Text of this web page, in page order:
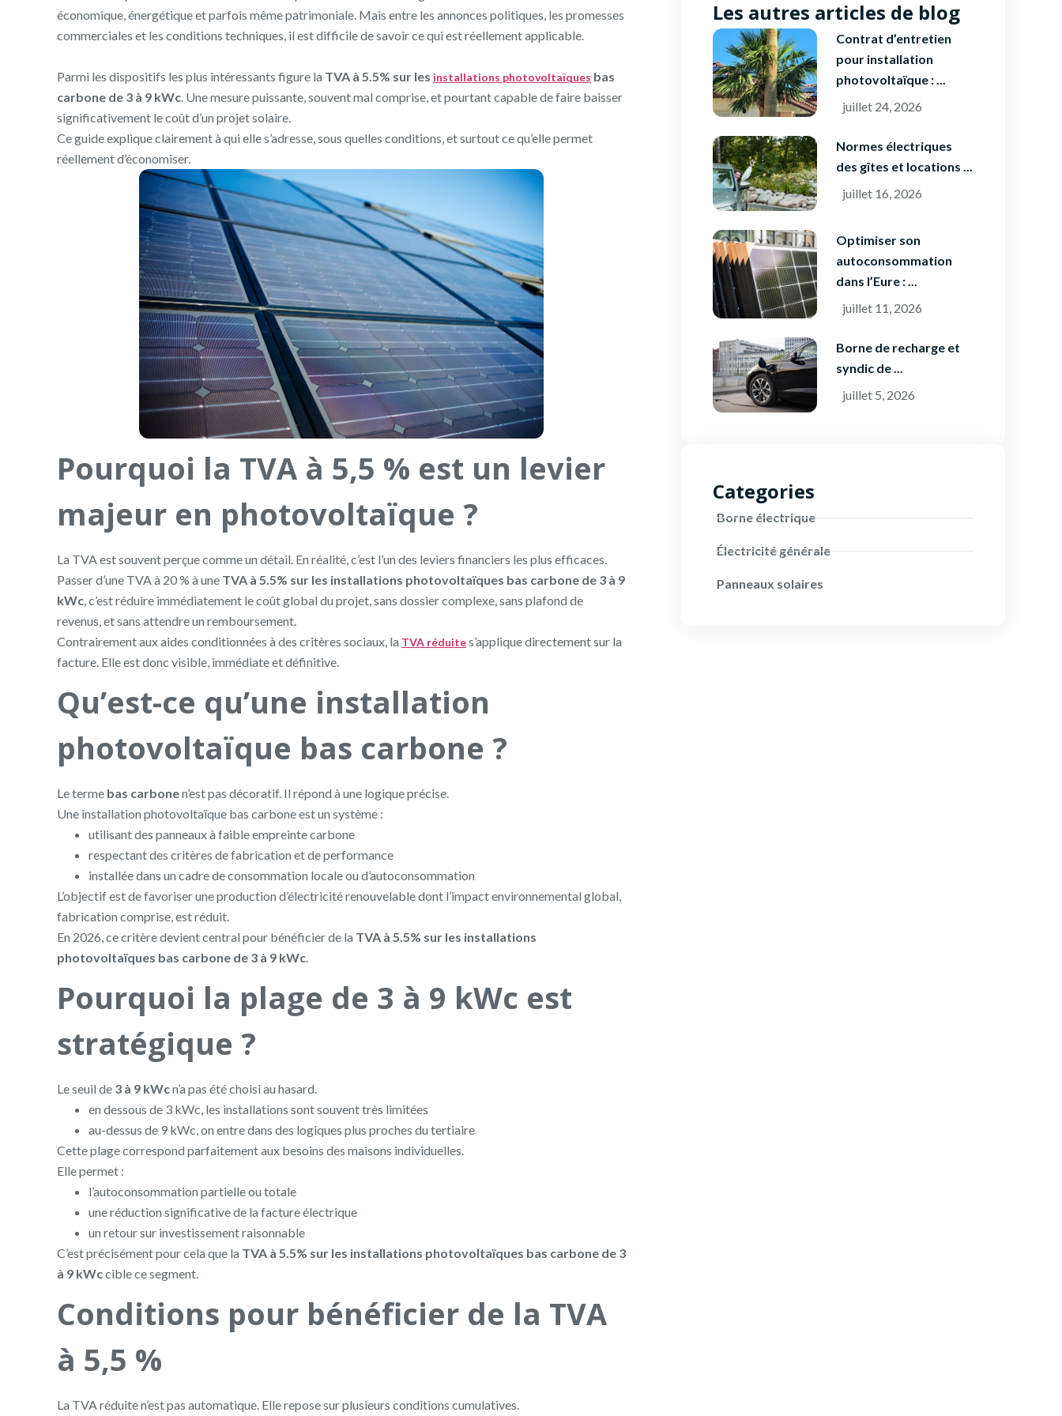
économique, énergétique et parfois même patrimoniale. Mais entre les annonces politiques, les promesses
commerciales et les conditions techniques, il est difficile de savoir ce qui est réellement applicable.
Parmi les dispositifs les plus intéressants figure la TVA à 5.5% sur les installations photovoltaïques bas
carbone de 3 à 9 kWc. Une mesure puissante, souvent mal comprise, et pourtant capable de faire baisser
significativement le coût d’un projet solaire.
Ce guide explique clairement à qui elle s’adresse, sous quelles conditions, et surtout ce qu’elle permet
réellement d’économiser.
Pourquoi la TVA à 5,5 % est un levier
majeur en photovoltaïque ?
La TVA est souvent perçue comme un détail. En réalité, c’est l’un des leviers financiers les plus efficaces.
Passer d’une TVA à 20 % à une TVA à 5.5% sur les installations photovoltaïques bas carbone de 3 à 9
kWc, c’est réduire immédiatement le coût global du projet, sans dossier complexe, sans plafond de
revenus, et sans attendre un remboursement.
Contrairement aux aides conditionnées à des critères sociaux, la TVA réduites’applique directement sur la
facture. Elle est donc visible, immédiate et définitive.
Qu’est-ce qu’une installation
photovoltaïque bas carbone ?
Le terme bas carbonen’est pas décoratif. Il répond à une logique précise.
Une installation photovoltaïque bas carbone est un système :
utilisant des panneaux à faible empreinte carbone
respectant des critères de fabrication et de performance
installée dans un cadre de consommation locale ou d’autoconsommation
L’objectif est de favoriser une production d’électricité renouvelable dont l’impact environnemental global,
fabrication comprise, est réduit.
En 2026, ce critère devient central pour bénéficier de la TVA à 5.5% sur les installations
photovoltaïques bas carbone de 3 à 9 kWc.
Pourquoi la plage de 3 à 9 kWc est
stratégique ?
Le seuil de 3 à 9 kWcn’a pas été choisi au hasard.
en dessous de 3 kWc, les installations sont souvent très limitées
au-dessus de 9 kWc, on entre dans des logiques plus proches du tertiaire
Cette plage correspond parfaitement aux besoins des maisons individuelles.
Elle permet :
l’autoconsommation partielle ou totale
une réduction significative de la facture électrique
un retour sur investissement raisonnable
C’est précisément pour cela que la TVA à 5.5% sur les installations photovoltaïques bas carbone de 3
à 9 kWccible ce segment.
Conditions pour bénéficier de la TVA
à 5,5 %
La TVA réduite n’est pas automatique. Elle repose sur plusieurs conditions cumulatives.
Les autres articles de blog
Contrat d’entretien
pour installation
photovoltaïque : ...
juillet 24, 2026
Normes électriques
des gîtes et locations ...
juillet 16, 2026
Optimiser son
autoconsommation
dans l’Eure : ...
juillet 11, 2026
Borne de recharge et
syndic de ...
juillet 5, 2026
Categories
Borne électrique
Électricité générale
Panneaux solaires